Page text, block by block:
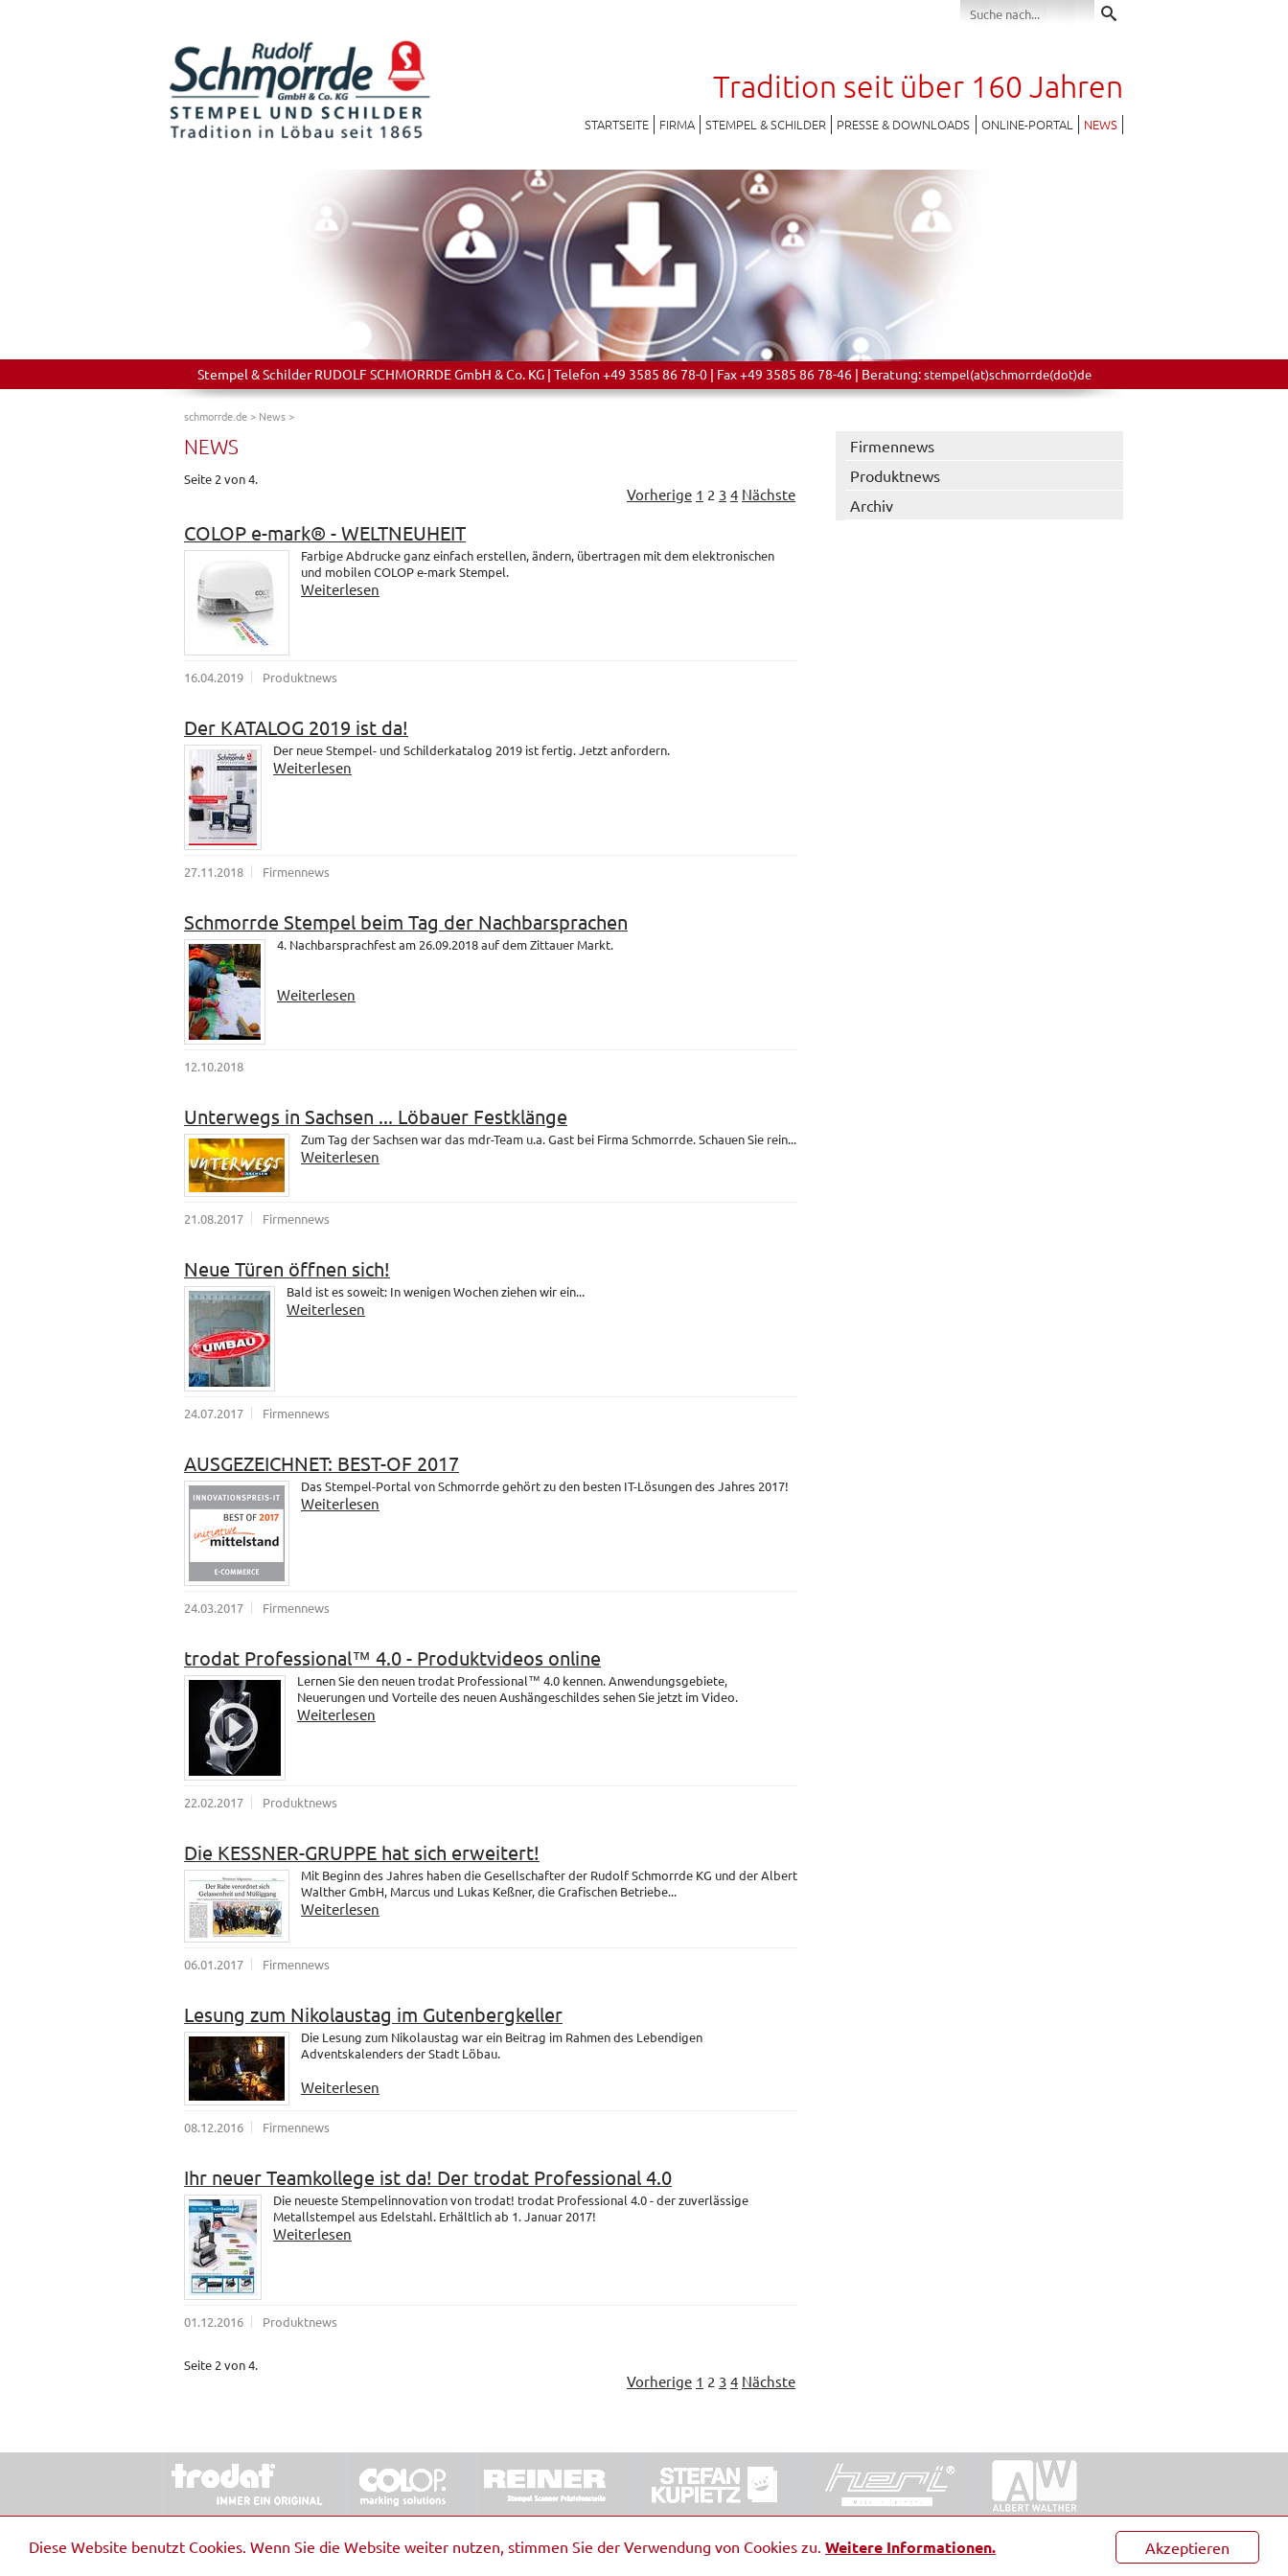
Akzeptieren
Diese Website benutzt Cookies. Wenn Sie die Website weiter nutzen, stimmen Sie der Verwendung von Cookies zu. Weitere Informationen.
Tradition seit über 160 Jahren
STARTSEITE FIRMA STEMPEL & SCHILDER PRESSE & DOWNLOADS ONLINE-PORTAL NEWS
Stempel & Schilder RUDOLF SCHMORRDE GmbH & Co. KG | Telefon +49 3585 86 78-0 | Fax +49 3585 86 78-46 | Beratung:stempel(at)schmorrde(dot)de
schmorrde.de> News>
NEWS
Seite 2 von 4.
Vorherige 1 2 3 4 Nächste
COLOP e-mark® - WELTNEUHEIT
Farbige Abdrucke ganz einfach erstellen, ändern, übertragen mit dem elektronischen
und mobilen COLOP e-mark Stempel.
Weiterlesen
16.04.2019 Produktnews
Der KATALOG 2019 ist da!
Der neue Stempel- und Schilderkatalog 2019 ist fertig. Jetzt anfordern.
Weiterlesen
27.11.2018 Firmennews
Schmorrde Stempel beim Tag der Nachbarsprachen
4. Nachbarsprachfest am 26.09.2018 auf dem Zittauer Markt.
Weiterlesen
12.10.2018
Unterwegs in Sachsen ... Löbauer Festklänge
Zum Tag der Sachsen war das mdr-Team u.a. Gast bei Firma Schmorrde. Schauen Sie rein...
Weiterlesen
21.08.2017 Firmennews
Neue Türen öffnen sich!
Bald ist es soweit: In wenigen Wochen ziehen wir ein...
Weiterlesen
24.07.2017 Firmennews
AUSGEZEICHNET: BEST-OF 2017
Das Stempel-Portal von Schmorrde gehört zu den besten IT-Lösungen des Jahres 2017!
Weiterlesen
24.03.2017 Firmennews
trodat Professional™ 4.0 - Produktvideos online
Lernen Sie den neuen trodat Professional™ 4.0 kennen. Anwendungsgebiete,
Neuerungen und Vorteile des neuen Aushängeschildes sehen Sie jetzt im Video.
Weiterlesen
22.02.2017 Produktnews
Die KESSNER-GRUPPE hat sich erweitert!
Mit Beginn des Jahres haben die Gesellschafter der Rudolf Schmorrde KG und der Albert
Walther GmbH, Marcus und Lukas Keßner, die Grafischen Betriebe...
Weiterlesen
06.01.2017 Firmennews
Lesung zum Nikolaustag im Gutenbergkeller
Die Lesung zum Nikolaustag war ein Beitrag im Rahmen des Lebendigen
Adventskalenders der Stadt Löbau.
Weiterlesen
08.12.2016 Firmennews
Ihr neuer Teamkollege ist da! Der trodat Professional 4.0
Die neueste Stempelinnovation von trodat! trodat Professional 4.0 - der zuverlässige
Metallstempel aus Edelstahl. Erhältlich ab 1. Januar 2017!
Weiterlesen
01.12.2016 Produktnews
Seite 2 von 4.
Vorherige 1 2 3 4 Nächste
Firmennews
Produktnews
Archiv
© 2026 Stempel & Schilder RUDOLF SCHMORRDE GmbH & Co. KG Impressum Barrierefreiheit Kontakt Datenschutz